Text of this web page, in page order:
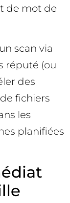
de mot de
scan via
réputé (ou
des
fichiers
les
planifiées